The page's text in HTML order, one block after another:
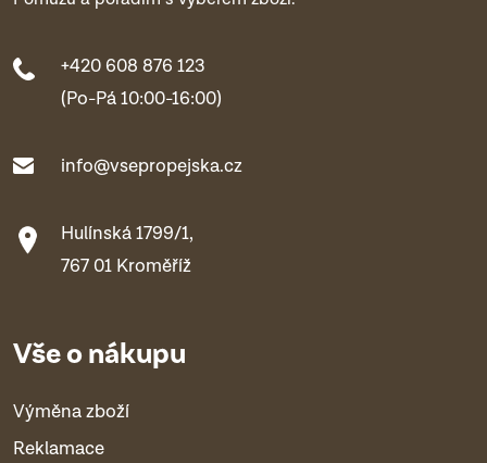
+420 608 876 123
(Po-Pá 10:00-16:00)
info@vsepropejska.cz
Hulínská 1799/1,
767 01 Kroměříž
Vše o nákupu
Výměna zboží
Reklamace